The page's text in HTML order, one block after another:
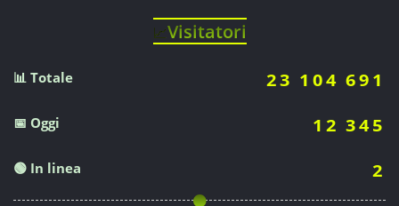
📈Visitatori
📊 Totale 23 104 691
📅 Oggi 12 345
🟢 In linea 2